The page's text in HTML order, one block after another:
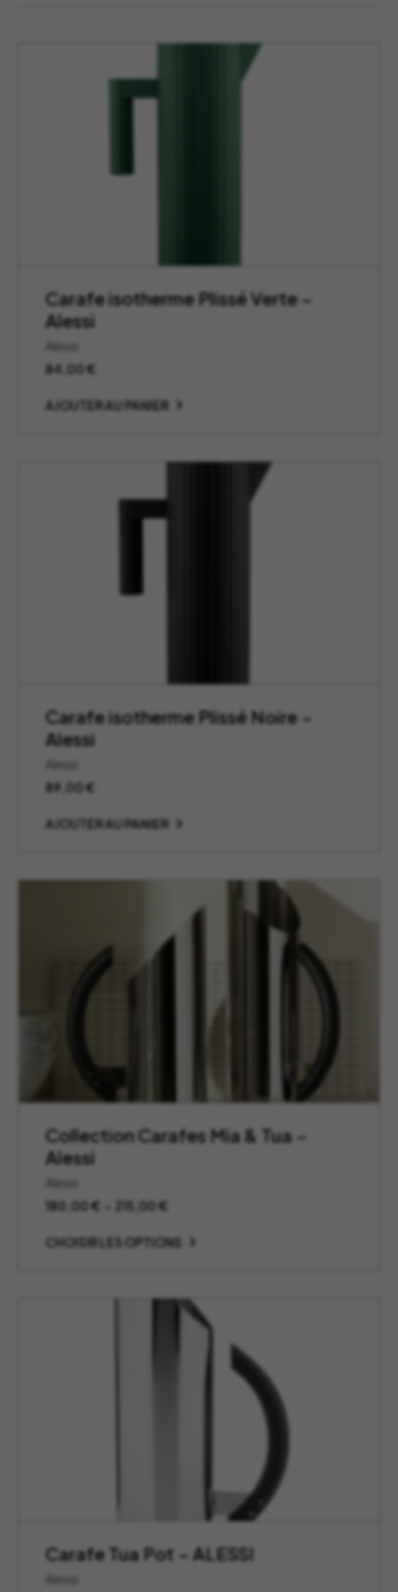
Carafe isotherme Plissé Verte –
Alessi
Alessi
84,00€
AJOUTER AU PANIER
Carafe isotherme Plissé Noire –
Alessi
Alessi
89,00€
AJOUTER AU PANIER
Collection Carafes Mia & Tua –
Alessi
Alessi
180,00€ 215,00€
prix :
CHOISIR LES OPTIONS
Carafe Tua Pot – ALESSI
Alessi